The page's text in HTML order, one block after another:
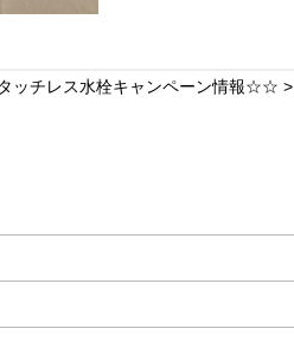
チレス水栓キャンペーン情報☆☆ >